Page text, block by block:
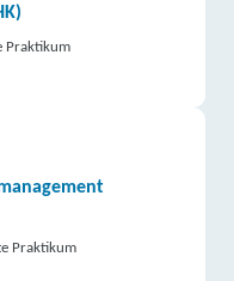
Praktikum
Praktikum